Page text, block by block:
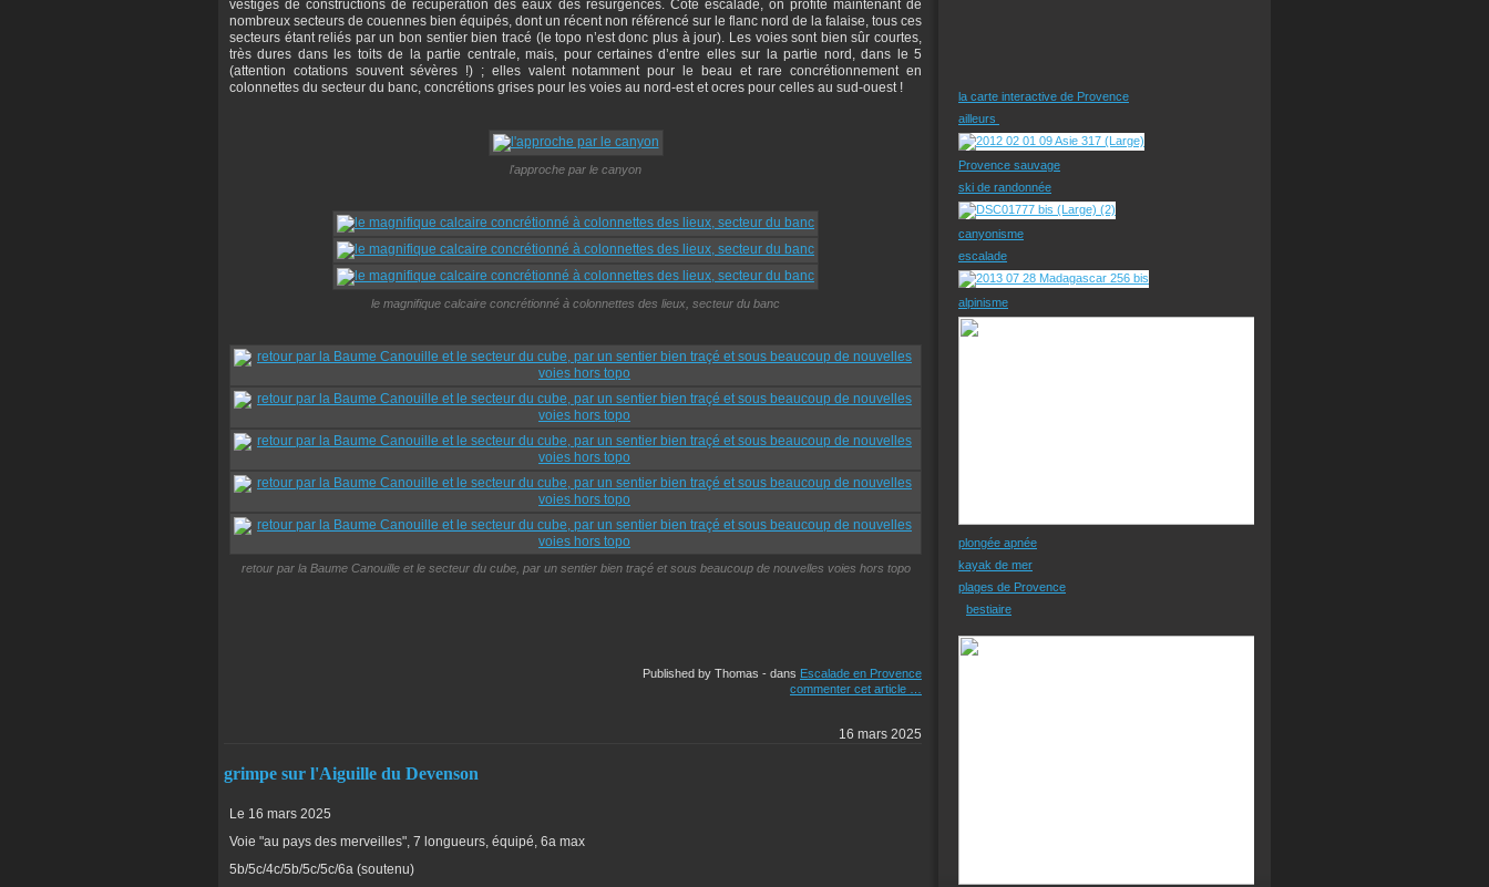
vestiges de constructions de récupération des eaux des résurgences. Côté escalade, on profite maintenant de
nombreux secteurs de couennes bien équipés, dont un récent non référencé sur le flanc nord de la falaise, tous ces
secteurs étant reliés par un bon sentier bien tracé (le topo n’est donc plus à jour). Les voies sont bien sûr courtes,
très dures dans les toits de la partie centrale, mais, pour certaines d’entre elles sur la partie nord, dans le 5
(attention cotations souvent sévères !) ; elles valent notamment pour le beau et rare concrétionnement en
colonnettes du secteur du banc, concrétions grises pour les voies au nord-est et ocres pour celles au sud-ouest !
l'approche par le canyon
le magnifique calcaire concrétionné à colonnettes des lieux, secteur du banc
retour par la Baume Canouille et le secteur du cube, par un sentier bien traçé et sous beaucoup de nouvelles voies hors topo
Published by Thomas - dans Escalade en Provence
commenter cet article
16 mars 2025
grimpe sur l'Aiguille du Devenson
Le 16 mars 2025
Voie "au pays des merveilles", 7 longueurs, équipé, 6a max
5b/5c/4c/5b/5c/5c/6a (soutenu)
la carte interactive de Provence
ailleurs
Provence sauvage
ski de randonnée
canyonisme
escalade
alpinisme
plongée apnée
kayak de mer
plages de Provence
bestiaire